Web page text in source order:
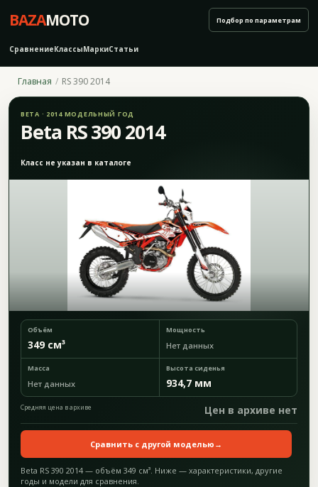
BAZAMOTO
СравнениеКлассыМаркиСтатьи
Подбор по параметрам
Главная RS 390 2014
BETA · 2014 МОДЕЛЬНЫЙ ГОД
Beta RS 390 2014
Класс не указан в каталоге
Объём
349 см³
Мощность
Нет данных
Масса
Нет данных
Высота сиденья
934,7 мм
Средняя цена в архиве Цен в архиве нет
Сравнить с другой моделью →
Beta RS 390 2014 — объём 349 см³. Ниже — характеристики, другие
годы и модели для сравнения.